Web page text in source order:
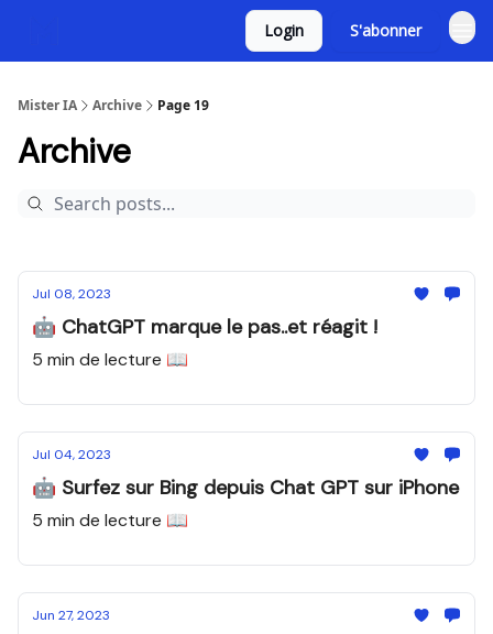
Login S'abonner
Mister IA Archive Page 19
Archive
Jul 08, 2023
🤖 ChatGPT marque le pas..et réagit !
5 min de lecture 📖
Jul 04, 2023
🤖 Surfez sur Bing depuis Chat GPT sur iPhone
5 min de lecture 📖
Jun 27, 2023